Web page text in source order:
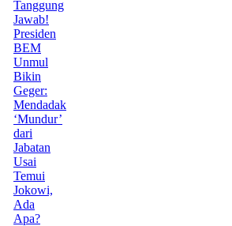
Tanggung
Jawab!
Presiden
BEM
Unmul
Bikin
Geger:
Mendadak
‘Mundur’
dari
Jabatan
Usai
Temui
Jokowi,
Ada
Apa?